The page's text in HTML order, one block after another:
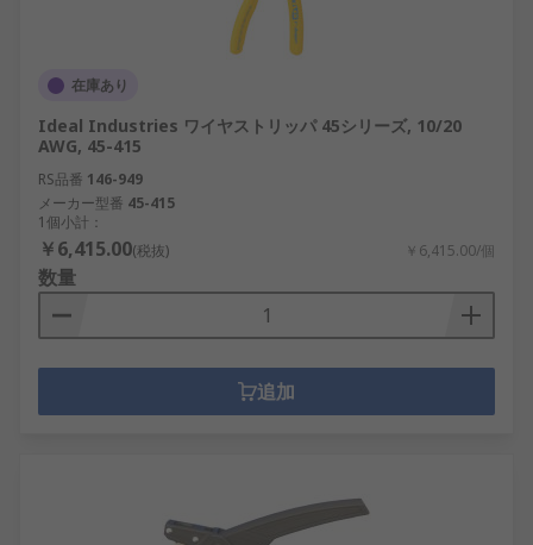
在庫あり
Ideal Industries ワイヤストリッパ 45シリーズ, 10/20
AWG, 45-415
RS品番 146-949
メーカー型番 45-415
1個小計：
￥6,415.00(税抜) ￥6,415.00/個
数量
追加